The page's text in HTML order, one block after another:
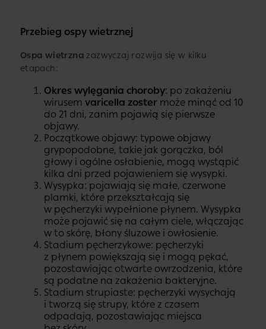
Przebieg ospy wietrznej
Ospa wietrzna zazwyczaj rozwija się w kilku
etapach:
Okres wylęgania choroby: po zakażeniu
wirusem varicella zostermoże minąć od 10
do 21 dni, zanim pojawią się pierwsze
objawy.
Początkowe objawy: typowe objawy
grypopodobne, takie jak gorączka, ból
głowy i ogólne osłabienie, mogą wystąpić
kilka dni przed pojawieniem się wysypki.
Wysypka: pojawiają się małe, czerwone
plamki, które przekształcają się
w pęcherzyki wypełnione płynem. Wysypka
może pojawić się na całym ciele, włączając
w to skórę, błony śluzowe i owłosienie.
Stadium pęcherzykowe: pęcherzyki
z płynem powiększają się i mogą pękać,
pozostawiając otwarte owrzodzenia, które
są podatne na zakażenia bakteryjne.
Stadium strupiaste: pęcherzyki wysychają
i tworzą się strupy, które z czasem
odpadają, pozostawiając miejsca